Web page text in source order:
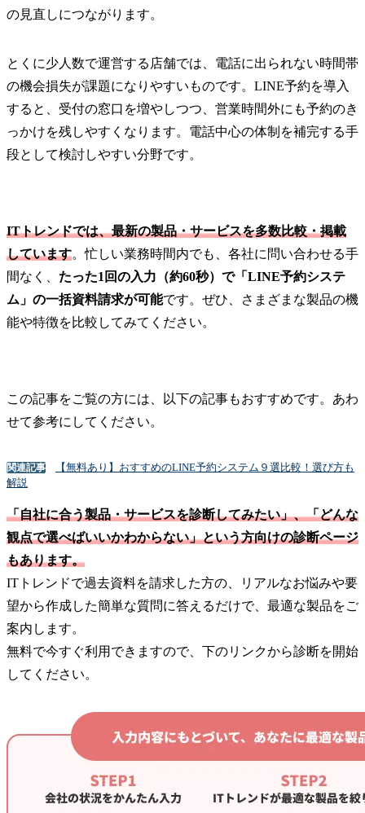
の見直しにつながります。
とくに少人数で運営する店舗では、電話に出られない時間帯
の機会損失が課題になりやすいものです。LINE予約を導入
すると、受付の窓口を増やしつつ、営業時間外にも予約のき
っかけを残しやすくなります。電話中心の体制を補完する手
段として検討しやすい分野です。
ITトレンドでは、最新の製品・サービスを多数比較・掲載
しています。忙しい業務時間内でも、各社に問い合わせる手
間なく、 たった1回の入力（約60秒）で「LINE予約システ
ム」の一括資料請求が可能です。ぜひ、さまざまな製品の機
能や特徴を比較してみてください。
この記事をご覧の方には、以下の記事もおすすめです。あわ
せて参考にしてください。
関連記事
【無料あり】おすすめのLINE予約システム９選比較！選び方も
解説
「自社に合う製品・サービスを診断してみたい」、「どんな
観点で選べばいいかわからない」という方向けの診断ページ
もあります。
ITトレンドで過去資料を請求した方の、リアルなお悩みや要
望から作成した簡単な質問に答えるだけで、最適な製品をご
案内します。
無料で今すぐ利用できますので、下のリンクから診断を開始
してください。